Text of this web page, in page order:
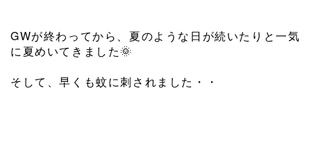
GWが終わってから、夏のような日が続いたりと一気
に夏めいてきました🌞
そして、早くも蚊に刺されました・・